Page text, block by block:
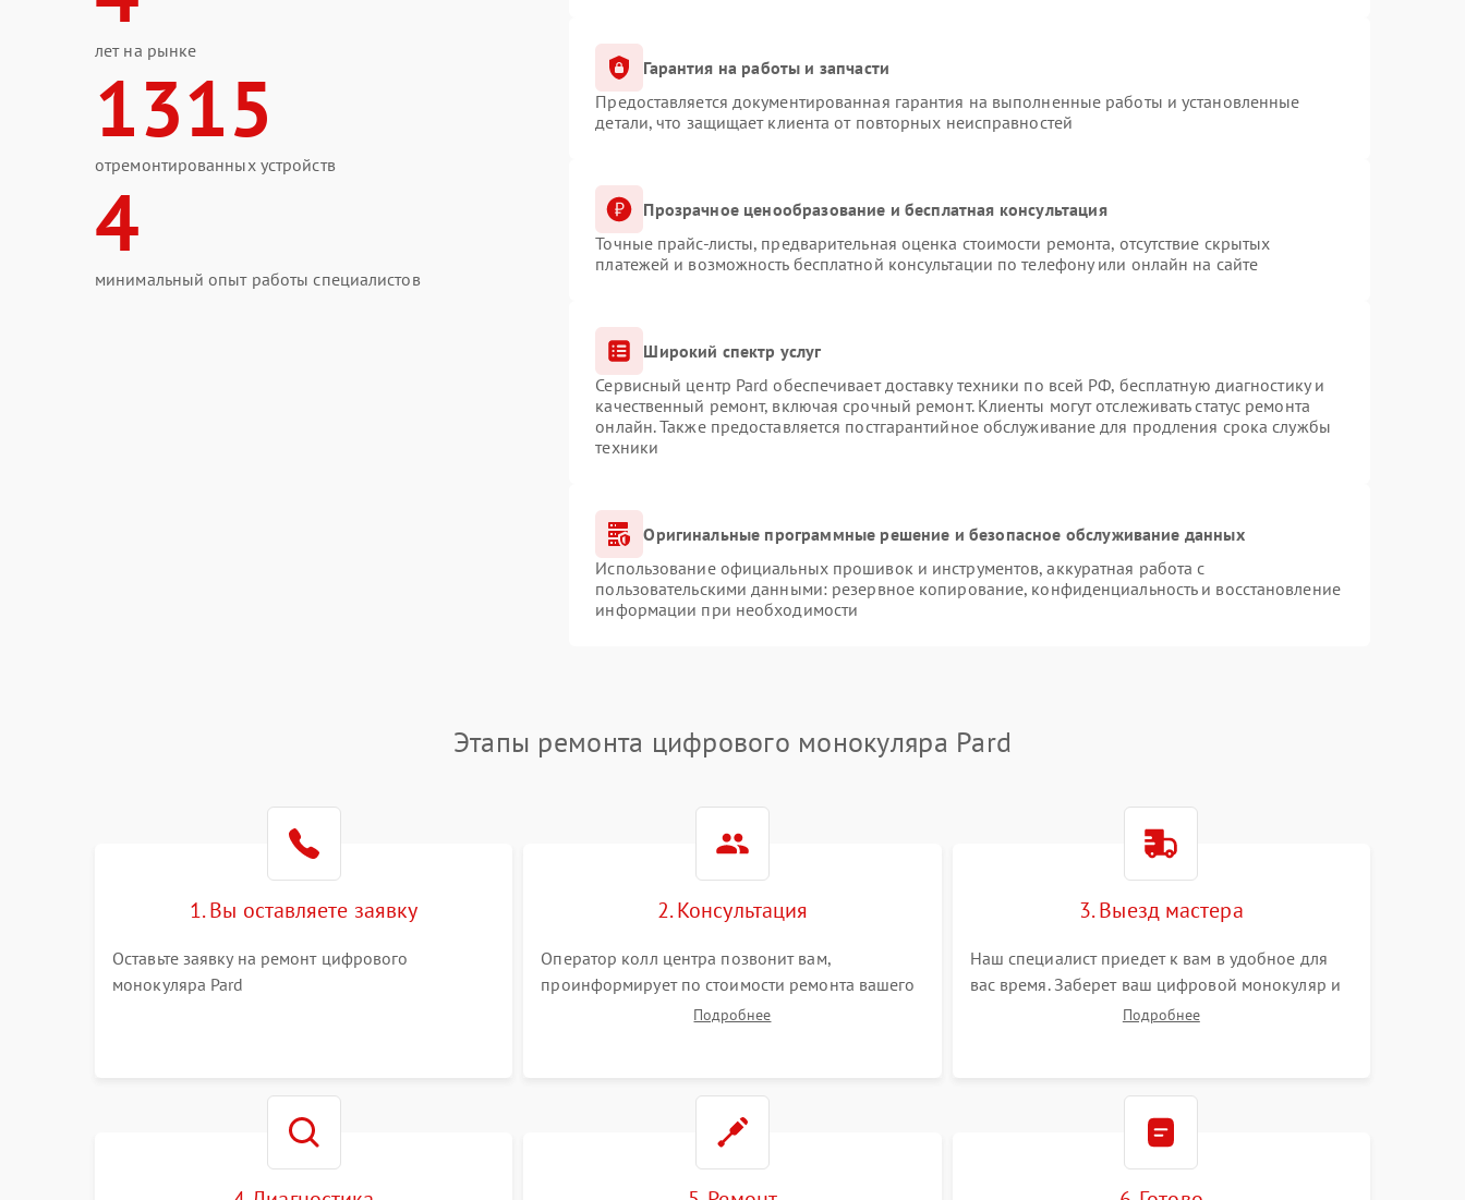
лет на рынке
1315
отремонтированных устройств
4
минимальный опыт работы специалистов
Гарантия на работы и запчасти
Предоставляется документированная гарантия на выполненные работы и установленные
детали, что защищает клиента от повторных неисправностей
Прозрачное ценообразование и бесплатная консультация
Точные прайс-листы, предварительная оценка стоимости ремонта, отсутствие скрытых
платежей и возможность бесплатной консультации по телефону или онлайн на сайте
Широкий спектр услуг
Сервисный центр Pard обеспечивает доставку техники по всей РФ, бесплатную диагностику и
качественный ремонт, включая срочный ремонт. Клиенты могут отслеживать статус ремонта
онлайн. Также предоставляется постгарантийное обслуживание для продления срока службы
техники
Оригинальные программные решение и безопасное обслуживание данных
Использование официальных прошивок и инструментов, аккуратная работа с
пользовательскими данными: резервное копирование, конфиденциальность и восстановление
информации при необходимости
Этапы ремонта цифрового монокуляра Pard
1. Вы оставляете заявку
Оставьте заявку на ремонт цифрового
монокуляра Pard
2. Консультация
Оператор колл центра позвонит вам,
проинформирует по стоимости ремонта вашего
цифрового монокуляра а также ответит на все
Подробнее
3. Выезд мастера
Наш специалист приедет к вам в удобное для
вас время. Заберет ваш цифровой монокуляр и
привезет на склад для диагностики.
Подробнее